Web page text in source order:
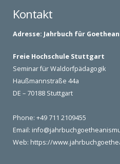
Kontakt
Adresse: Jahrbuch für
Freie Hochschule Stuttgart
Seminar für Waldorfpädagogik
Haußmannstraße 44a
DE – 70188 Stuttgart
Phone: +49 711 2109455
Email:
Web: https://